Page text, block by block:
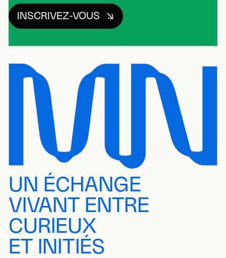
INSCRIVEZ-VOUS
UN ÉCHANGE
VIVANT ENTRE
CURIEUX
ET INITIÉS